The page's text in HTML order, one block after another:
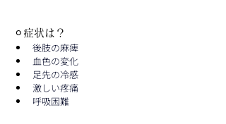
⚪︎症状は？
後肢の麻痺
血色の変化
足先の冷感
激しい疼痛
呼吸困難